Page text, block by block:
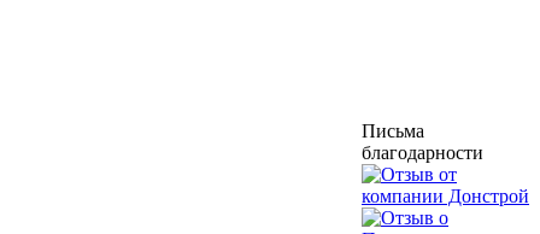
Письма
благодарности